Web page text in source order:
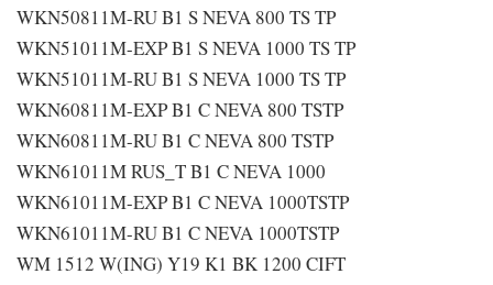
WKN50811M-RU B1 S NEVA 800 TS TP
WKN51011M-EXP B1 S NEVA 1000 TS TP
WKN51011M-RU B1 S NEVA 1000 TS TP
WKN60811M-EXP B1 C NEVA 800 TSTP
WKN60811M-RU B1 C NEVA 800 TSTP
WKN61011M RUS_T B1 C NEVA 1000
WKN61011M-EXP B1 C NEVA 1000TSTP
WKN61011M-RU B1 C NEVA 1000TSTP
WM 1512 W(ING) Y19 K1 BK 1200 CIFT